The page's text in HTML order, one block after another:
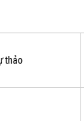
thảo